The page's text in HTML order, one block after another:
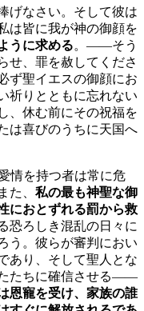
げなさい。そして彼は
は皆に我が神の御顔を
うに求める。――そう
せ、罪を赦してくださ
ず聖イエスの御顔にお
祈りとともに忘れない
休む前にその祝福を
は喜びのうちに天国へ
情を持つ者は常に危
た、 私の最も神聖な御
におとずれる罰から救
ろしき混乱の日々に
う。彼らが審判におい
あり、そして聖人とな
たちに確信させる――
恩寵を受け、家族の誰